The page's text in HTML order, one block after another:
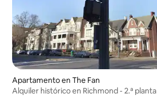
Apartamento en The Fan
Alquiler histórico en Richmond - 2.ª planta